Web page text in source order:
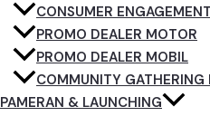
CONSUMER
PROMO DEALER MOTOR
PROMO DEALER MOBIL
COMMUNITY GATHERING
PAMERAN & LAUNCHING